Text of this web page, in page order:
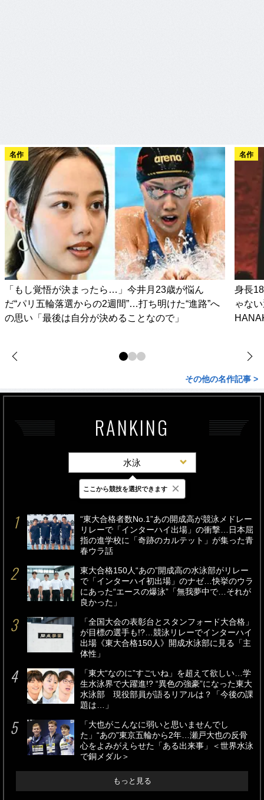
名作
「もし覚悟が決まったら…」今井月23歳が悩ん
だ“パリ五輪落選からの2週間”…打ち明けた“進路”へ
の思い「最後は自分が決めることなので」
名作
身長
ゃな
その他の名作記事 >
RANKING
水泳
最新 24時間 週間
“東大合格者数No.1”あの開成高が競泳メドレー
リレーで「インターハイ出場」の衝撃…日本屈
指の進学校に「奇跡のカルテット」が集った青
春ウラ話
東大合格150人“あの”開成高の水泳部がリレー
で「インターハイ初出場」のナゼ…快挙のウラ
にあった“エースの爆泳”「無我夢中で…それが
良かった」
「全国大会の表彰台とスタンフォード大合格」
が目標の選手も!?…競泳リレーでインターハイ
出場《東大合格150人》開成水泳部に見る「主
体性」
「東大“なのに”すごいね」を超えて欲しい…学
生水泳界で大躍進!? “異色の強豪”になった東大
水泳部 現役部員が語るリアルは？「今後の課
題は…」
「大也がこんなに弱いと思いませんでし
た」“あの”東京五輪から2年…瀬戸大也の反骨
心をよみがえらせた「ある出来事」＜世界水泳
で銅メダル＞
もっと見る
ここから競技を選択できます ×